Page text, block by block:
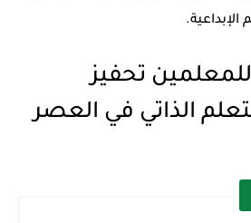
تحفيز
الذاتي في العصر